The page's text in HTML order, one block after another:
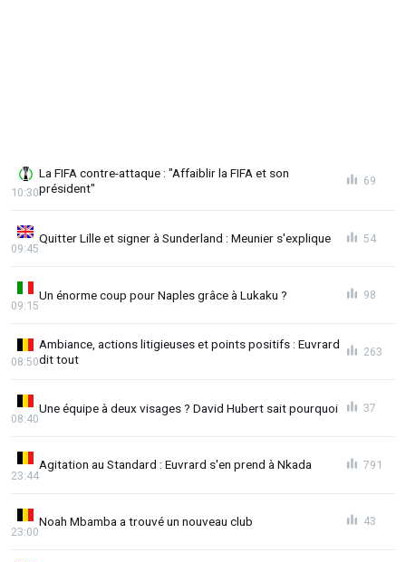
La FIFA contre-attaque : "Affaiblir la FIFA et son
président"
10:30
69
Quitter Lille et signer à Sunderland : Meunier s'explique
09:45
54
Un énorme coup pour Naples grâce à Lukaku ?
09:15
98
Ambiance, actions litigieuses et points positifs : Euvrard
dit tout
08:50
263
Une équipe à deux visages ? David Hubert sait pourquoi
08:40
37
Agitation au Standard : Euvrard s'en prend à Nkada
23:44
791
Noah Mbamba a trouvé un nouveau club
23:00
43